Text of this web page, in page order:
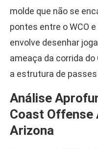
molde que não se
pontes entre o WCO
envolve desenhar
ameaça da corrida do
a estrutura de
Análise
Coast Offense
Arizona